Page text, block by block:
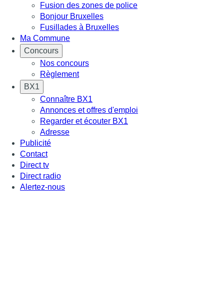
Fusion des zones de police
Bonjour Bruxelles
Fusillades à Bruxelles
Ma Commune
Concours
Nos concours
Règlement
BX1
Connaître BX1
Annonces et offres d'emploi
Regarder et écouter BX1
Adresse
Publicité
Contact
Direct tv
Direct radio
Alertez-nous